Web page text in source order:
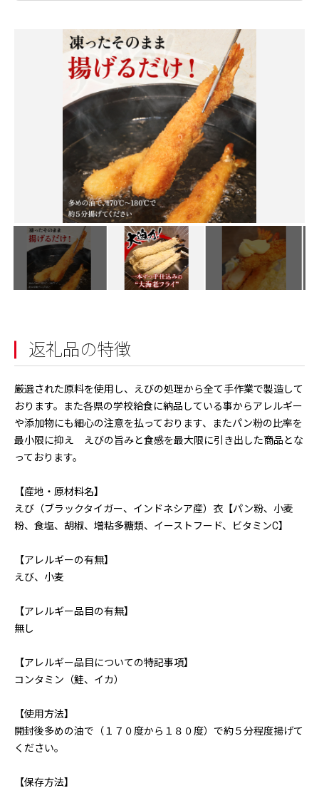
返礼品の特徴
厳選された原料を使用し、えびの処理から全て手作業で製造して
おります。また各県の学校給食に納品している事からアレルギー
や添加物にも細心の注意を払っております、またパン粉の比率を
最小限に抑え えびの旨みと食感を最大限に引き出した商品とな
っております。
【産地・原材料名】
えび（ブラックタイガー、インドネシア産）衣【パン粉、小麦
粉、食塩、胡椒、増粘多糖類、イーストフード、ビタミンC】
【アレルギーの有無】
えび、小麦
【アレルギー品目の有無】
無し
【アレルギー品目についての特記事項】
コンタミン（鮭、イカ）
【使用方法】
開封後多めの油で（１７０度から１８０度）で約５分程度揚げて
ください。
【保存方法】